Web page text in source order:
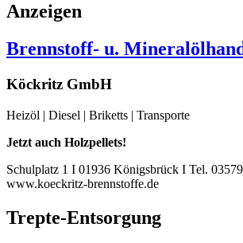
Anzeigen
Brennstoff- u.
Köckritz GmbH
Heizöl | Diesel | Briketts | Transporte
Jetzt auch Holzpellets!
Schulplatz 1 I 01936 Königsbrück I Tel.
www.koeckritz-brennstoffe.de
Trepte-Entsorgung